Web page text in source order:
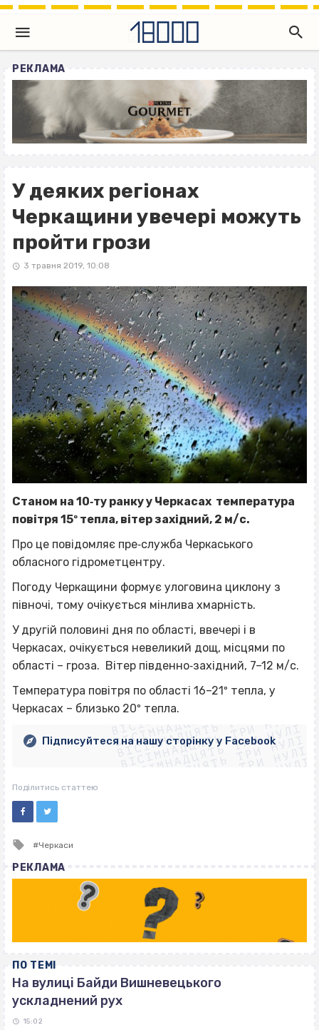
РЕКЛАМА
У деяких регіонах
Черкащини увечері можуть
пройти грози
3 травня 2019, 10:08
Станом на 10‐ту ранку у Черкасах температура
повітря 15º тепла, вітер західний, 2 м/с.
Про це повідомляє пре‐служба Черкаського
обласного гідрометцентру.
Погоду Черкащини формує улоговина циклону з
півночі, тому очікується мінлива хмарність.
У другій половині дня по області, ввечері і в
Черкасах, очікується невеликий дощ, місцями по
області – гроза. Вітер південно‐західний, 7–12 м/с.
Температура повітря по області 16–21º тепла, у
Черкасах – близько 20º тепла.ВІСІМНАДЦЯТЬ ТРИ НУЛІ
ВІСІМНАДЦЯТЬ ТРИ НУЛІ
ВІСІМНАДЦЯТЬ ТРИ НУЛІ
ВІСІМНАДЦЯТЬ ТРИ НУЛІ
ВІСІМНАДЦЯТЬ ТРИ НУЛІ
ВІСІМНАДЦЯТЬ ТРИ НУЛІ
ВІСІМНАДЦЯТЬ ТРИ НУЛІ
ВІСІМНАДЦЯТЬ ТРИ НУЛІ
Підписуйтеся на нашу сторінку у Facebook
Поділитись статтею
Tagged
Черкаси
РЕКЛАМА
ПО ТЕМІ
На вулиці Байди Вишневецького
ускладнений рух
15:02